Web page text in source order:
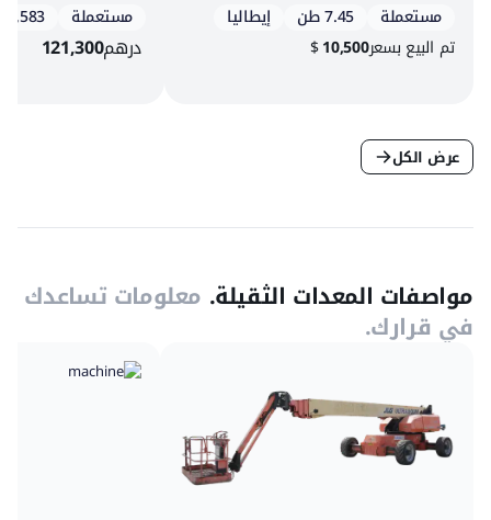
مستعملة 7.45 طن
إيطاليا
تم البيع بسعر
$10,500
مستعملة 4,583 س
درهم121,300
عرض الكل
مواصفات المعدات الثقيلة. معلومات تساعدك
في قرارك.